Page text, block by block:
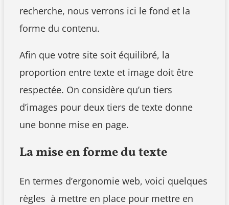
recherche, nous verrons ici le fond et la
forme du contenu.
Afin que votre site soit équilibré, la
proportion entre texte et image doit être
respectée. On considère qu’un tiers
d’images pour deux tiers de texte donne
une bonne mise en page.
La mise en forme du texte
En termes d’ergonomie web, voici quelques
règles à mettre en place pour mettre en